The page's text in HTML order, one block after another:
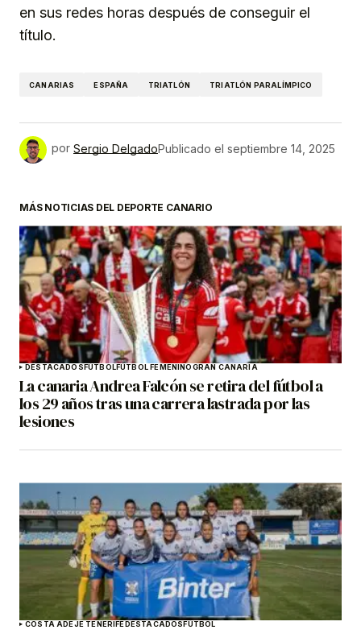
en sus redes horas después de conseguir el
título.
CANARIAS ESPAÑA TRIATLÓN TRIATLÓN PARALÍMPICO
por Sergio DelgadoPublicado el septiembre 14, 2025
MÁS NOTICIAS DEL DEPORTE CANARIO
DESTACADOS FÚTBOLFÚTBOL FEMENINOGRAN CANARIA
La canaria Andrea Falcón se retira del fútbol a
los 29 años tras una carrera lastrada por las
lesiones
COSTA ADEJE TENERIFE DESTACADOS FÚTBOL